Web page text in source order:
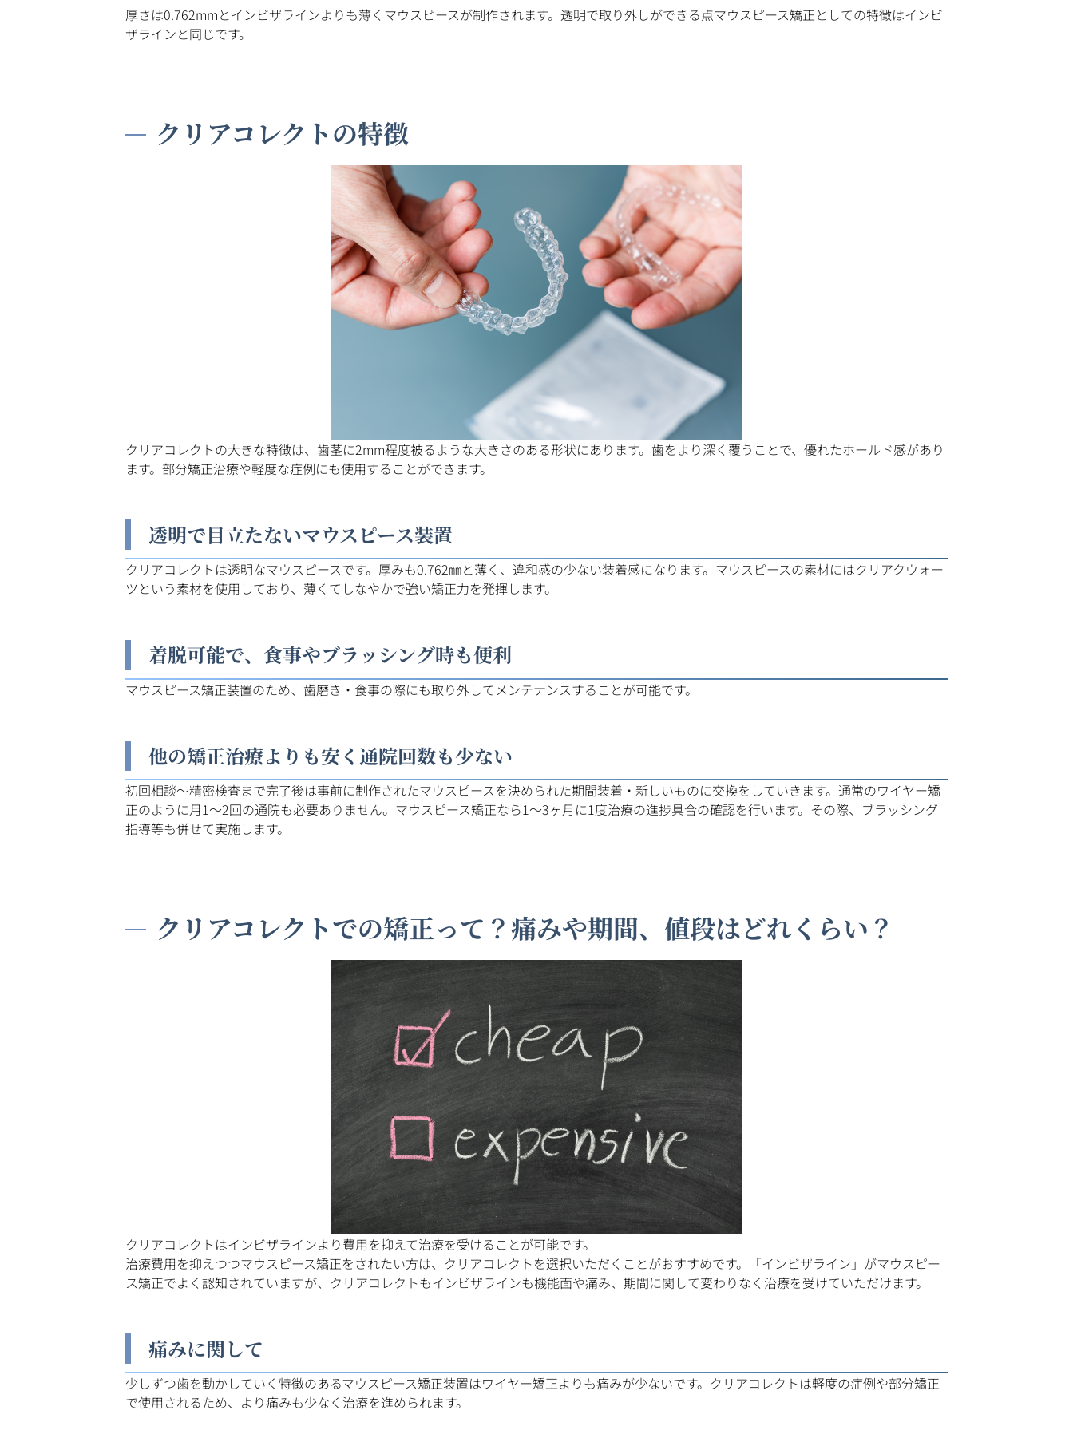
厚さは0.762mmとインビザラインよりも薄くマウスピースが制作されます。透明で取り外しができる点マウスピース矯正としての特徴はインビ
ザラインと同じです。
クリアコレクトの特徴
クリアコレクトの大きな特徴は、歯茎に2mm程度被るような大きさのある形状にあります。歯をより深く覆うことで、優れたホールド感があり
ます。部分矯正治療や軽度な症例にも使用することができます。
透明で目立たないマウスピース装置
クリアコレクトは透明なマウスピースです。厚みも0.762㎜と薄く、違和感の少ない装着感になります。マウスピースの素材にはクリアクウォー
ツという素材を使用しており、薄くてしなやかで強い矯正力を発揮します。
着脱可能で、食事やブラッシング時も便利
マウスピース矯正装置のため、歯磨き・食事の際にも取り外してメンテナンスすることが可能です。
他の矯正治療よりも安く通院回数も少ない
初回相談〜精密検査まで完了後は事前に制作されたマウスピースを決められた期間装着・新しいものに交換をしていきます。通常のワイヤー矯
正のように月1〜2回の通院も必要ありません。マウスピース矯正なら1〜3ヶ月に1度治療の進捗具合の確認を行います。その際、ブラッシング
指導等も併せて実施します。
クリアコレクトでの矯正って？痛みや期間、値段はどれくらい？
クリアコレクトはインビザラインより費用を抑えて治療を受けることが可能です。
治療費用を抑えつつマウスピース矯正をされたい方は、クリアコレクトを選択いただくことがおすすめです。「インビザライン」がマウスピー
ス矯正でよく認知されていますが、クリアコレクトもインビザラインも機能面や痛み、期間に関して変わりなく治療を受けていただけます。
痛みに関して
少しずつ歯を動かしていく特徴のあるマウスピース矯正装置はワイヤー矯正よりも痛みが少ないです。クリアコレクトは軽度の症例や部分矯正
で使用されるため、より痛みも少なく治療を進められます。